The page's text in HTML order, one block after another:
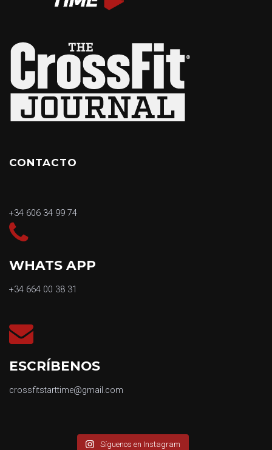
CONTACTO
+34 606 34 99 74
WHATS APP
+34 664 00 38 31
ESCRÍBENOS
crossfitstarttime@gmail.com
Síguenos en Instagram